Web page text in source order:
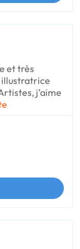
et très
illustratrice
j’aime